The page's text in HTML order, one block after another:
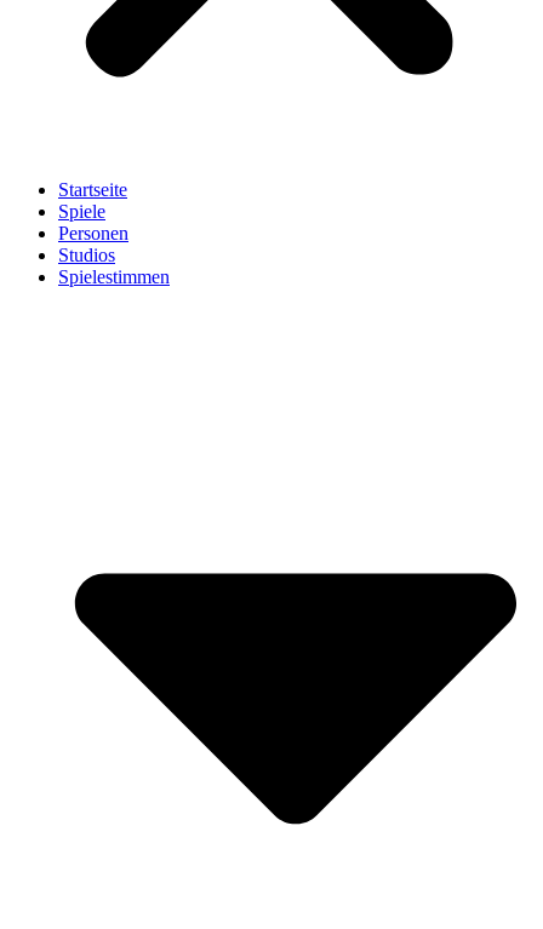
Startseite
Spiele
Personen
Studios
Spielestimmen